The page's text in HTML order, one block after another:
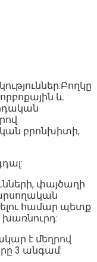
և
բրոնխիտի,
փայծաղի
համար պետք
խառնուրդ:
է մեղրով
3 անգամ: